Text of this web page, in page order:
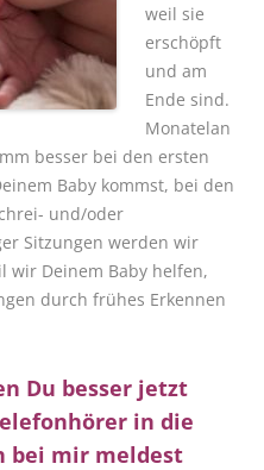
weil sie
erschöpft
und am
Ende sind.
Monatelan
besser bei den ersten
Baby kommst, bei den
und/oder
Sitzungen werden wir
wir Deinem Baby helfen,
durch frühes Erkennen
Du besser jetzt
in die
bei mir meldest